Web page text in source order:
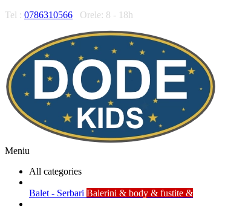
Tel : 0786310566 Orele: 8 - 18h
Meniu
All categories
Balet - Serbari Balerini & body & fustite &